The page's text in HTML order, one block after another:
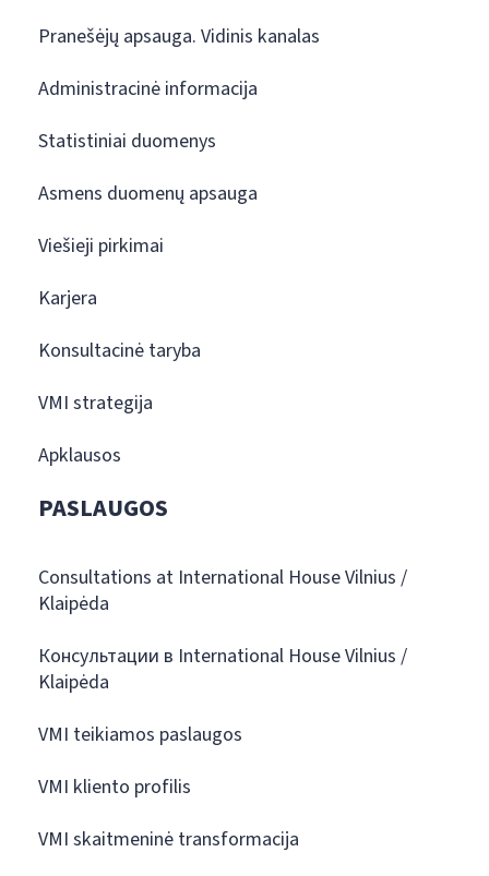
Pranešėjų apsauga. Vidinis kanalas
Administracinė informacija
Statistiniai duomenys
Asmens duomenų apsauga
Viešieji pirkimai
Karjera
Konsultacinė taryba
VMI strategija
Apklausos
PASLAUGOS
Consultations at International House Vilnius /
Klaipėda
Консультации в International House Vilnius /
Klaipėda
VMI teikiamos paslaugos
VMI kliento profilis
VMI skaitmeninė transformacija